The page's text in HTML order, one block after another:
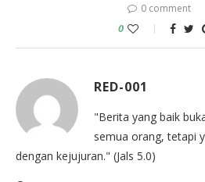
0 comment
0
RED-001
"Berita yang baik
semua orang, tetapi
dengan kejujuran." (Jals 5.0)